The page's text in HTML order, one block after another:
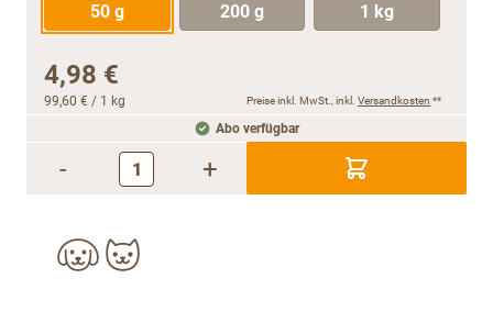
50 g 200 g 1 kg
4,98 €
99,60 € / 1 kg Preise inkl. MwSt., inkl. Versandkosten **
Abo verfügbar
- +